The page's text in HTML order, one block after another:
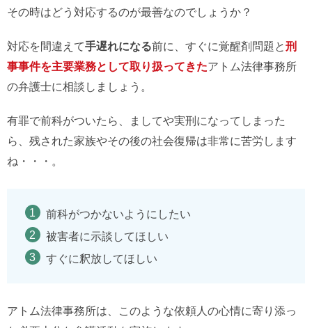
その時はどう対応するのが最善なのでしょうか？
対応を間違えて手遅れになる前に、すぐに覚醒剤問題と刑
事事件を主要業務として取り扱ってきたアトム法律事務所
の弁護士に相談しましょう。
有罪で前科がついたら、ましてや実刑になってしまった
ら、残された家族やその後の社会復帰は非常に苦労します
ね・・・。
前科がつかないようにしたい
被害者に示談してほしい
すぐに釈放してほしい
アトム法律事務所は、このような依頼人の心情に寄り添っ